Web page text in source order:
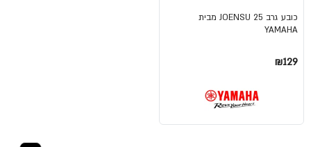
כובע גרב JOENSU 25 מבית
YAMAHA
₪129